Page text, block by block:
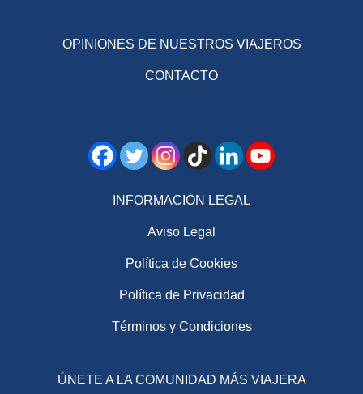
OPINIONES DE NUESTROS VIAJEROS
CONTACTO
INFORMACIÓN LEGAL
Aviso Legal
Política de Cookies
Política de Privacidad
Términos y Condiciones
ÚNETE A LA COMUNIDAD MÁS VIAJERA